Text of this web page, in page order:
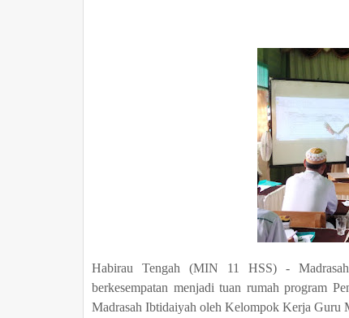
Habirau Tengah (MIN 11 HSS) -
berkesempatan menjadi tuan rumah program
Madrasah Ibtidaiyah oleh Kelompok Kerja Guru